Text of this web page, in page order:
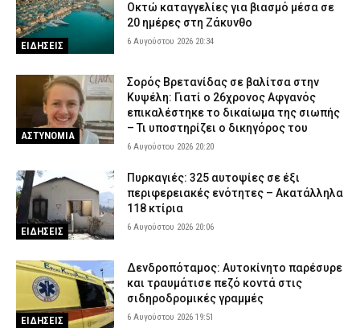
ΕΙΔΗΣΕΙΣ
Οκτώ καταγγελίες για βιασμό μέσα σε
20 ημέρες στη Ζάκυνθο
6 Αυγούστου 2026 20:34
ΑΣΤΥΝΟΜΙΑ
Σορός Βρετανίδας σε βαλίτσα στην
Κυψέλη: Γιατί ο 26χρονος Αφγανός
επικαλέστηκε το δικαίωμα της σιωπής
– Τι υποστηρίζει ο δικηγόρος του
6 Αυγούστου 2026 20:20
ΕΙΔΗΣΕΙΣ
Πυρκαγιές: 325 αυτοψίες σε έξι
περιφερειακές ενότητες – Ακατάλληλα
118 κτίρια
6 Αυγούστου 2026 20:06
ΕΙΔΗΣΕΙΣ
Δενδροπόταμος: Αυτοκίνητο παρέσυρε
και τραυμάτισε πεζό κοντά στις
σιδηροδρομικές γραμμές
6 Αυγούστου 2026 19:51